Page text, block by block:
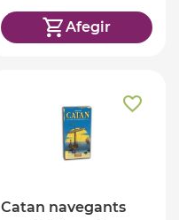
Afegir
Catan navegants